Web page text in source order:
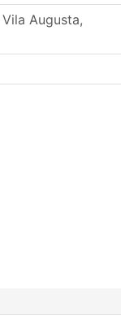
Augusta,